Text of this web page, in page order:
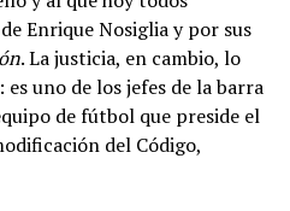
Enrique Nosiglia y por sus
. La justicia, en cambio, lo
uno de los jefes de la barra
de fútbol que preside el
del Código,